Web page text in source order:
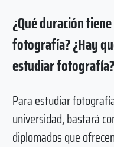
¿Qué duración
fotografía? ¿Hay
estudiar fotografía?
Para estudiar
universidad, bastará
diplomados que